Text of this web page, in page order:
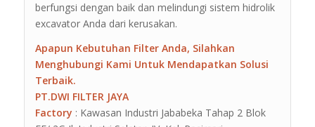
berfungsi dengan baik dan melindungi sistem hidrolik
excavator Anda dari kerusakan.
Apapun Kebutuhan Filter Anda, Silahkan
Menghubungi Kami Untuk Mendapatkan Solusi
Terbaik.
PT.DWI FILTER JAYA
Factory : Kawasan Industri Jababeka Tahap 2 Blok